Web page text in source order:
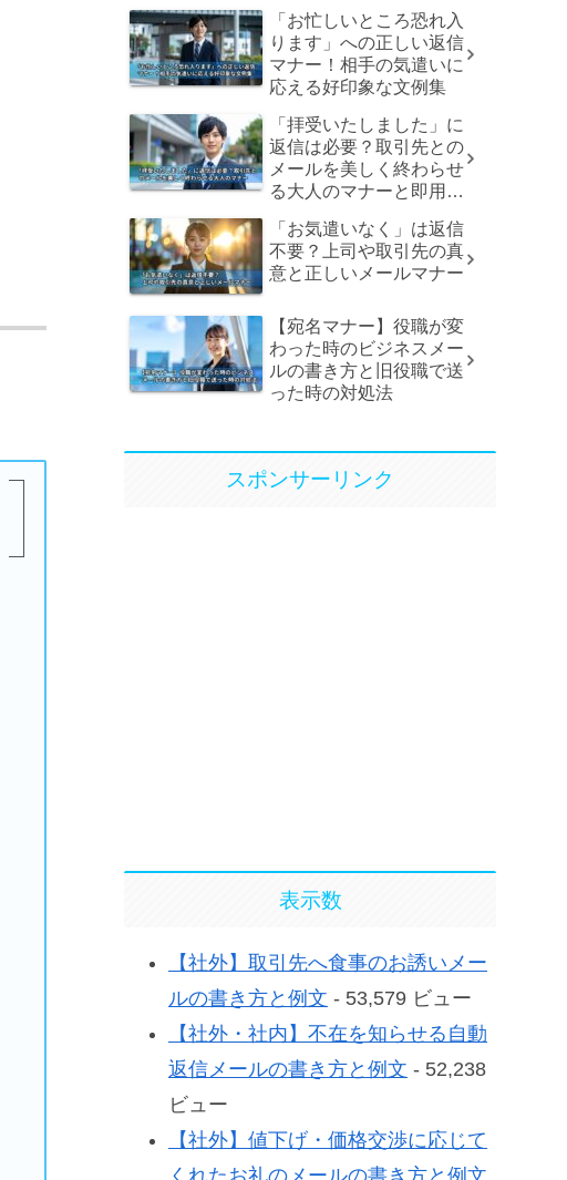
「お忙しいところ恐れ入
ります」への正しい返信
マナー！相手の気遣いに
応える好印象な文例集
「拝受いたしました」に
返信は必要？取引先との
メールを美しく終わらせ
る大人のマナーと即用文
「お気遣いなく」は返信
不要？上司や取引先の真
意と正しいメールマナー
【宛名マナー】役職が変
わった時のビジネスメー
ルの書き方と旧役職で送
った時の対処法
スポンサーリンク
表示数
【社外】取引先へ食事のお誘いメー
ルの書き方と例文 - 53,579 ビュー
【社外・社内】不在を知らせる自動
返信メールの書き方と例文 - 52,238
ビュー
【社外】値下げ・価格交渉に応じて